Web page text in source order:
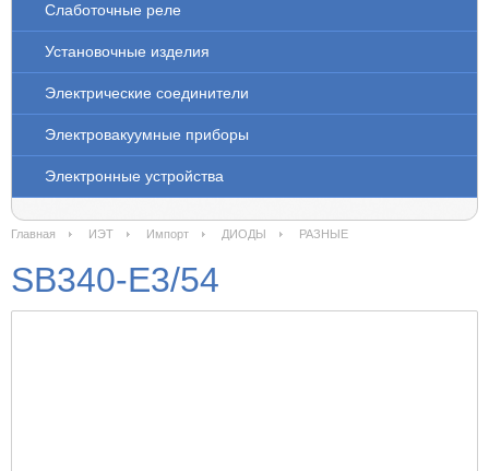
Слаботочные реле
Установочные изделия
Электрические соединители
Электровакуумные приборы
Электронные устройства
Главная ИЭТ Импорт ДИОДЫ РАЗНЫЕ
SB340-E3/54